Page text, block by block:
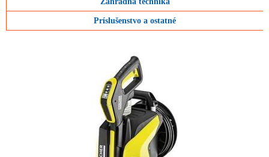
Príslušenstvo a ostatné